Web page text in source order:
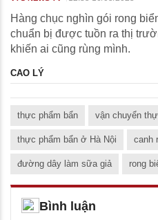
Hàng chục nghìn gói rong
chuẩn bị được tuồn ra thị
khiến ai cũng rùng mình.
CAO LÝ
thực phẩm bẩn vận chuyển
thực phẩm bẩn ở Hà Nội canh
đường dây làm sữa giả rong
Bình luận